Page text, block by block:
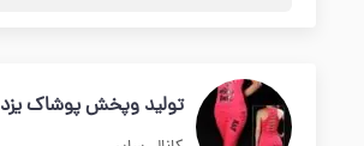
تولید وپخش پوشاک یزد